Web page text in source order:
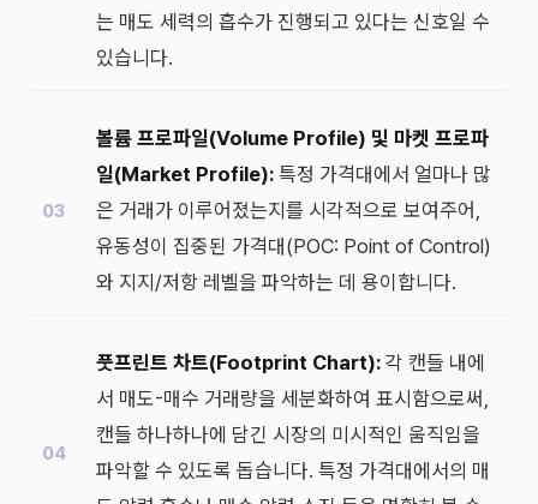
는 매도 세력의 흡수가 진행되고 있다는 신호일 수
있습니다.
볼륨 프로파일(Volume Profile) 및 마켓 프로파
일(Market Profile): 특정 가격대에서 얼마나 많
은 거래가 이루어졌는지를 시각적으로 보여주어,
유동성이 집중된 가격대(POC: Point of Control)
와 지지/저항 레벨을 파악하는 데 용이합니다.
풋프린트 차트(Footprint Chart): 각 캔들 내에
서 매도-매수 거래량을 세분화하여 표시함으로써,
캔들 하나하나에 담긴 시장의 미시적인 움직임을
파악할 수 있도록 돕습니다. 특정 가격대에서의 매